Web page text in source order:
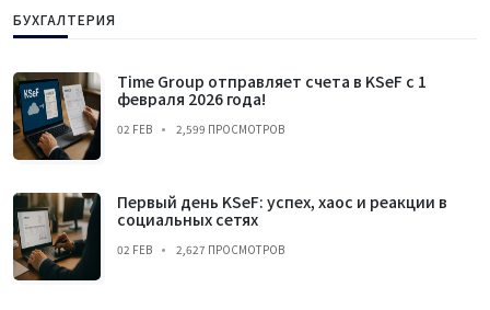
БУХГАЛТЕРИЯ
Time Group отправляет счета в KSeF с 1
февраля 2026 года!
02 FEB 2,599 ПРОСМОТРОВ
Первый день KSeF: успех, хаос и реакции в
социальных сетях
02 FEB 2,627 ПРОСМОТРОВ